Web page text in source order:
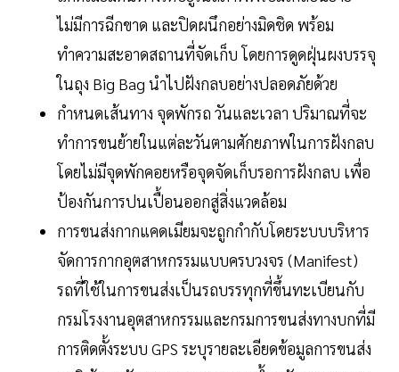
ไม่มีการฉีกขาด และปิดผนึกอย่างมิดชิด พร้อม
ทำความสะอาดสถานที่จัดเก็บ โดยการดูดฝุ่นผงบรรจุ
ในถุง Big Bag นำไปฝังกลบอย่างปลอดภัยด้วย
กำหนดเส้นทาง จุดพักรถ วันและเวลา ปริมาณที่จะ
ทำการขนย้ายในแต่ละวันตามศักยภาพในการฝังกลบ
โดยไม่มีจุดพักคอยหรือจุดจัดเก็บรอการฝังกลบ เพื่อ
ป้องกันการปนเปื้อนออกสู่สิ่งแวดล้อม
การขนส่งกากแคดเมียมจะถูกกำกับโดยระบบบริหาร
จัดการกากอุตสาหกรรมแบบครบวงจร (Manifest)
รถที่ใช้ในการขนส่งเป็นรถบรรทุกที่ขึ้นทะเบียนกับ
กรมโรงงานอุตสาหกรรมและกรมการขนส่งทางบกที่มี
การติดตั้งระบบ GPS ระบุรายละเอียดข้อมูลการขนส่ง